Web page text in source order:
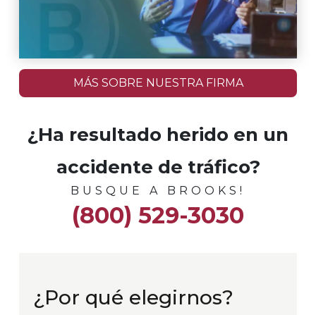
MÁS SOBRE NUESTRA FIRMA
¿Ha resultado herido en un
accidente de tráfico?
BUSQUE A BROOKS!
(800) 529-3030
¿Por qué elegirnos?